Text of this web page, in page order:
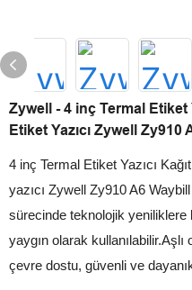
Zywell - 4 inç Termal Etiket
Etiket Yazıcı Zywell Zy910
4 inç Termal Etiket Yazıcı
yazıcı Zywell Zy910 A6
sürecinde teknolojik yeniliklere
yaygın olarak
çevre dostu, güvenli ve